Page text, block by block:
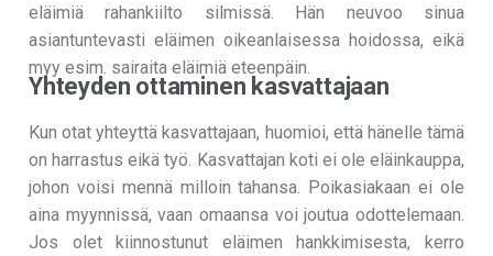
eläimiä rahankiilto silmissä. Hän neuvoo sinua
asiantuntevasti eläimen oikeanlaisessa hoidossa, eikä
myy esim. sairaita eläimiä eteenpäin.
Yhteyden ottaminen kasvattajaan
Kun otat yhteyttä kasvattajaan, huomioi, että hänelle tämä
on harrastus eikä työ. Kasvattajan koti ei ole eläinkauppa,
johon voisi mennä milloin tahansa. Poikasiakaan ei ole
aina myynnissä, vaan omaansa voi joutua odottelemaan.
Jos olet kiinnostunut eläimen hankkimisesta, kerro